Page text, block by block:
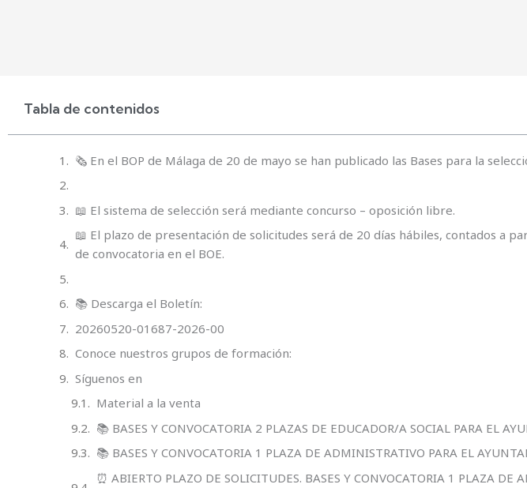
Tabla de contenidos
🗞️ En el BOP de Málaga de 20 de mayo se han publicado las Bases para la
📖 El sistema de selección será mediante concurso – oposición libre.
📖 El plazo de presentación de solicitudes será de 20 días hábiles, contados a
de convocatoria en el BOE.
📚 Descarga el Boletín:
20260520-01687-2026-00
Conoce nuestros grupos de formación:
Síguenos en
Material a la venta
📚 BASES Y CONVOCATORIA 2 PLAZAS DE EDUCADOR/A SOCIAL PARA EL
📚 BASES Y CONVOCATORIA 1 PLAZA DE ADMINISTRATIVO PARA EL
⏰ ABIERTO PLAZO DE SOLICITUDES. BASES Y CONVOCATORIA 1 PLAZA